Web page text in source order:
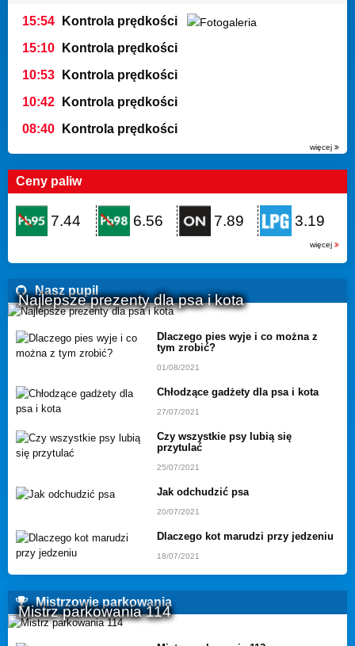
15:54
Kontrola prędkości
15:10
Kontrola prędkości
10:53
Kontrola prędkości
10:42
Kontrola prędkości
08:40
Kontrola prędkości
więcej
Ceny paliw
7.44 6.56 7.89 3.19
więcej
Nasz pupil
Najlepsze prezenty dla psa i kota
Dlaczego pies wyje i co można z
tym zrobić?
01/08/2021
Chłodzące gadżety dla psa i kota
27/07/2021
Czy wszystkie psy lubią się
przytulać
25/07/2021
Jak odchudzić psa
20/07/2021
Dlaczego kot marudzi przy jedzeniu
18/07/2021
Mistrzowie parkowania
Mistrz parkowania 114